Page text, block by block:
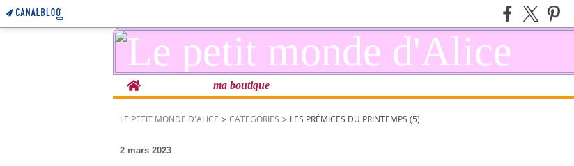
Home ma boutique
LE PETIT MONDE D'ALICE > CATEGORIES > LES PRÉMICES DU PRINTEMPS (5)
2 mars 2023